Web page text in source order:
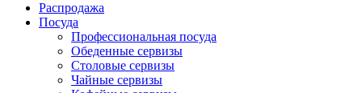
Распродажа
Посуда
Профессиональная посуда
Обеденные сервизы
Столовые сервизы
Чайные сервизы